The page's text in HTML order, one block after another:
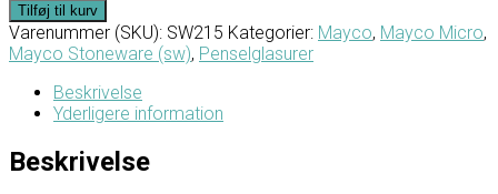
Tilføj til kurv
Varenummer (SKU): SW215 Kategorier: Mayco, Mayco Micro,
Mayco Stoneware (sw), Penselglasurer
Beskrivelse
Yderligere information
Beskrivelse